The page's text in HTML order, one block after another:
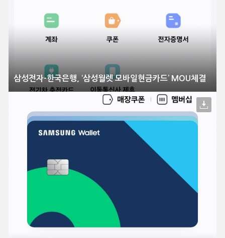
삼성전자-한국은행, ‘삼성월렛 모바일현금카드’ MOU체결